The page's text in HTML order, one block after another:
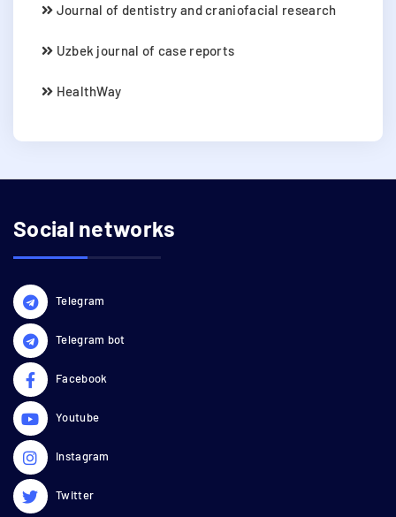
Journal of dentistry and craniofacial research
Uzbek journal of case reports
HealthWay
Social networks
Telegram
Telegram bot
Facebook
Youtube
Instagram
Twitter